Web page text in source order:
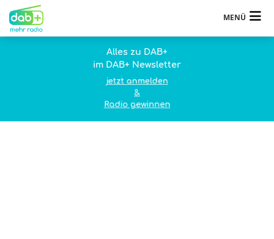
MENÜ
Alles zu DAB+
im DAB+ Newsletter
jetzt anmelden
&
Radio gewinnen